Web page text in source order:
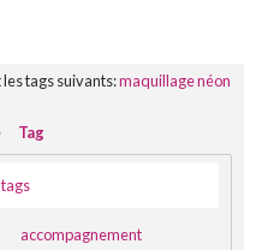
tags suivants:maquillage néon
Tag
accompagnement